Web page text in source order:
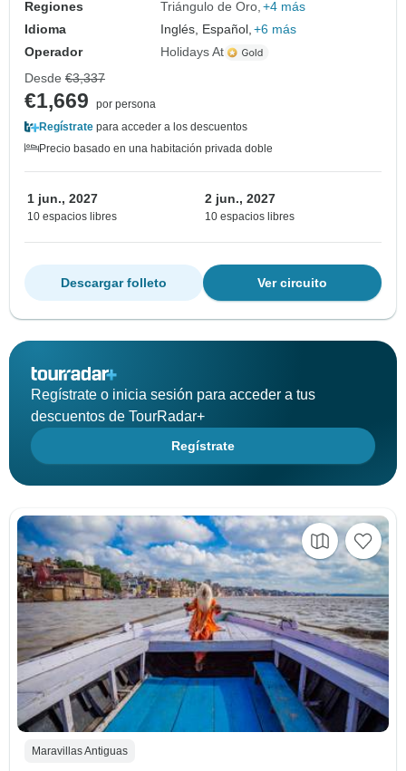
Regiones
Triángulo de Oro +4 más
Idioma
Inglés, Español, +6 más
Operador
Holidays At
Desde €3,337
€1,669
por persona
Regístrate para acceder a los descuentos
Precio basado en una habitación privada doble
1 jun., 2027
10 espacios libres
2 jun., 2027
10 espacios libres
Ver circuito
Descargar folleto
Regístrate o inicia sesión para acceder a tus
descuentos de TourRadar+
Regístrate
Maravillas Antiguas